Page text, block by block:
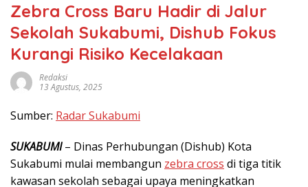
Zebra Cross Baru Hadir di Jalur
Sekolah Sukabumi, Dishub Fokus
Kurangi Risiko Kecelakaan
Redaksi
13 Agustus, 2025
Sumber: Radar Sukabumi
SUKABUMI– Dinas Perhubungan (Dishub) Kota
Sukabumi mulai membangun zebra cross di tiga titik
kawasan sekolah sebagai upaya meningkatkan